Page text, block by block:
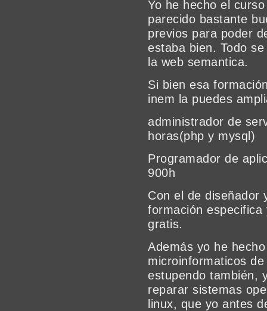
Yo he hecho el
parecido bastante
previos para poder
estaba bien. Todo
la web semantica.
Si bien esa
inem la puedes
administrador de
horas(php y mysql)
Programador de
900h
Con el de diseñador
formación
gratis.
Además yo he
microinformaticos
estupendo también,
reparar sistemas
linux, que yo antes